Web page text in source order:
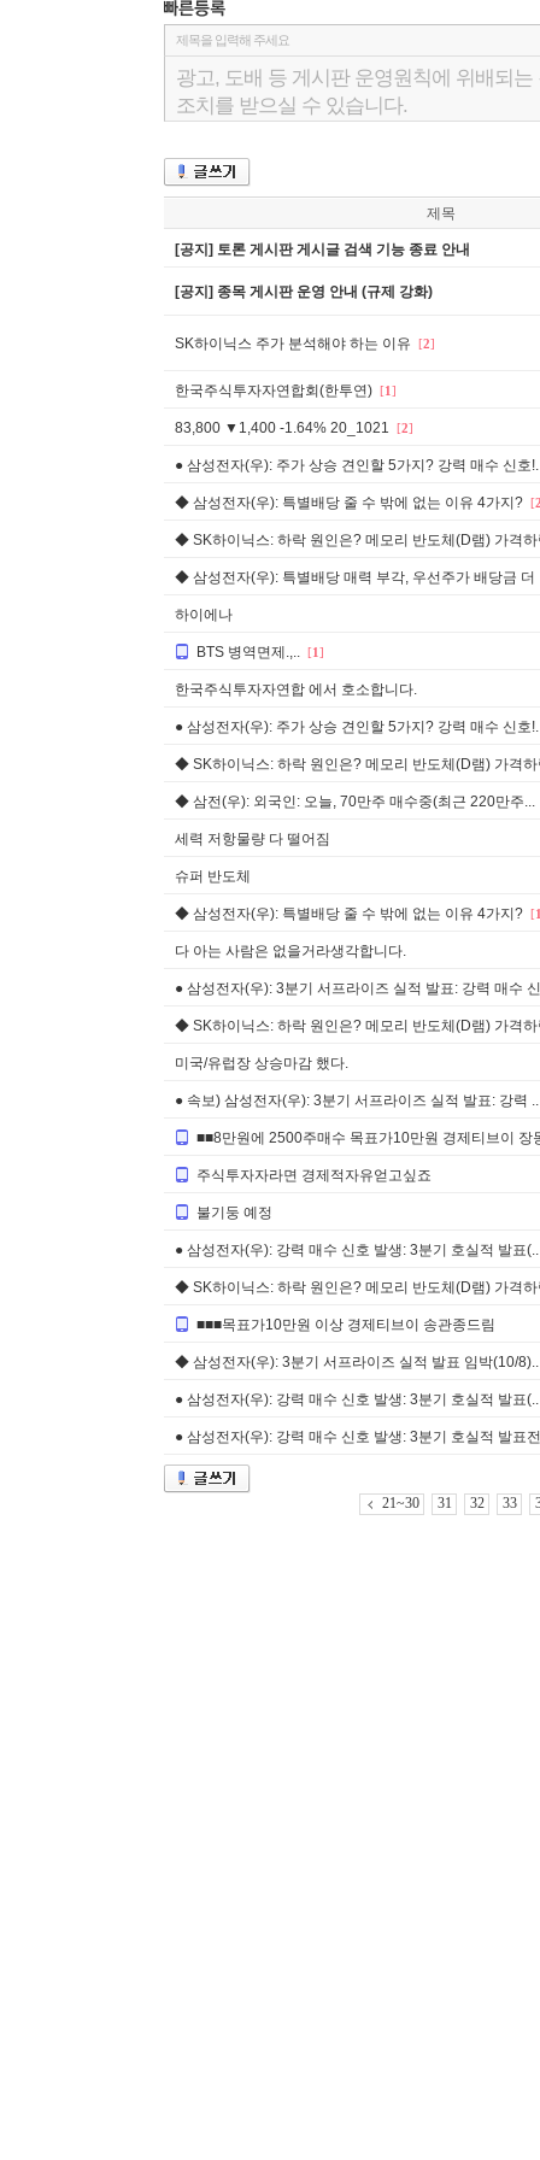
제목
[공지] 토론 게시판 게시글 검색 기능 종료 안내
[공지] 종목 게시판 운영 안내 (규제 강화)
SK하이닉스 주가 분석해야 하는 이유 [2]
한국주식투자자연합회(한투연) [1]
83,800 ▼1,400 -1.64% 20_1021 [2]
● 삼성전자(우): 주가 상승 견인할 5가지? 강력 매수 신호
◆ 삼성전자(우): 특별배당 줄 수 밖에 없는 이유 4가지? [
◆ SK하이닉스: 하락 원인은? 메모리 반도체(D램) 가격하
◆ 삼성전자(우): 특별배당 매력 부각, 우선주가 배당금 더
하이에나
BTS 병역면제.,.. [1]
한국주식투자자연합 에서 호소합니다.
● 삼성전자(우): 주가 상승 견인할 5가지? 강력 매수 신호
◆ SK하이닉스: 하락 원인은? 메모리 반도체(D램) 가격하
◆ 삼전(우): 외국인: 오늘, 70만주 매수중(최근 220만주...
세력 저항물량 다 떨어짐
슈퍼 반도체
◆ 삼성전자(우): 특별배당 줄 수 밖에 없는 이유 4가지? [
다 아는 사람은 없을거라생각합니다.
● 삼성전자(우): 3분기 서프라이즈 실적 발표: 강력 매수
◆ SK하이닉스: 하락 원인은? 메모리 반도체(D램) 가격하
미국/유럽장 상승마감 했다.
● 속보) 삼성전자(우): 3분기 서프라이즈 실적 발표: 강력
■■8만원에 2500주매수 목표가10만원 경제티브이 장
주식투자자라면 경제적자유얻고싶죠
불기둥 예정
● 삼성전자(우): 강력 매수 신호 발생: 3분기 호실적 발표
◆ SK하이닉스: 하락 원인은? 메모리 반도체(D램) 가격하
■■■목표가10만원 이상 경제티브이 송관종드림
◆ 삼성전자(우): 3분기 서프라이즈 실적 발표 임박(10/
● 삼성전자(우): 강력 매수 신호 발생: 3분기 호실적 발표
● 삼성전자(우): 강력 매수 신호 발생: 3분기 호실적 발표
21~30 31 32 33